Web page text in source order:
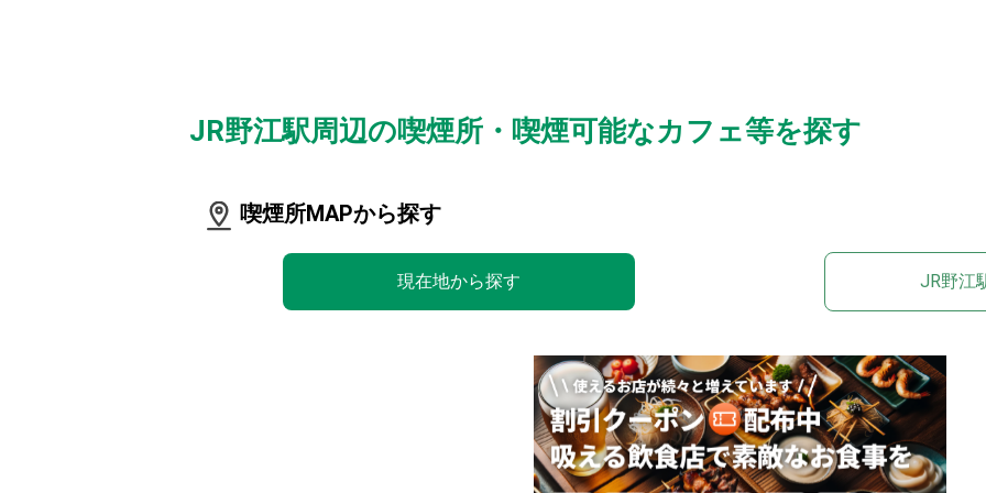
JR野江駅周辺の喫煙所・喫煙可能なカフェ等を探す
喫煙所MAPから探す
現在地から探す JR野江